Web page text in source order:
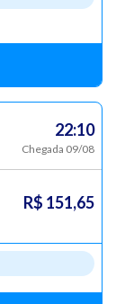
22:10
Chegada 09/08
R$ 151,65